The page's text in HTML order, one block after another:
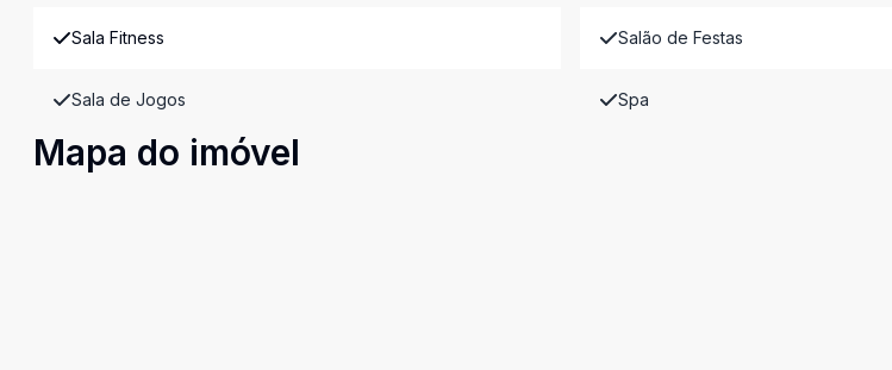
Sala Fitness Salão de Festas
Sala de Jogos Spa
Mapa do imóvel